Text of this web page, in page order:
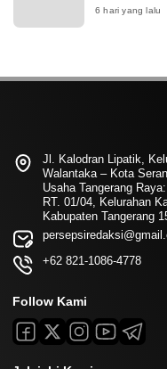
6 hari yang lalu
Jl. Kalodran Lipatik,
Walantaka – Kota
Usaha Tangerang
RT. 01/04, Kelurahan
Kabupaten Tangerang
+62 821-1086-4778
Follow Kami